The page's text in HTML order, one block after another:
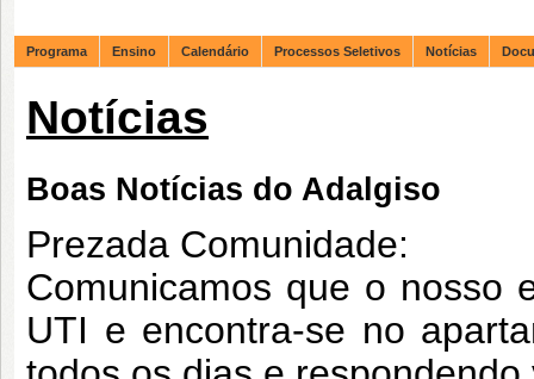
Programa Ensino Calendário Processos Seletivos Notícias
Notícias
Boas Notícias do Adalgiso
Prezada Comunidade:
Comunicamos que o nosso
UTI e encontra-se no